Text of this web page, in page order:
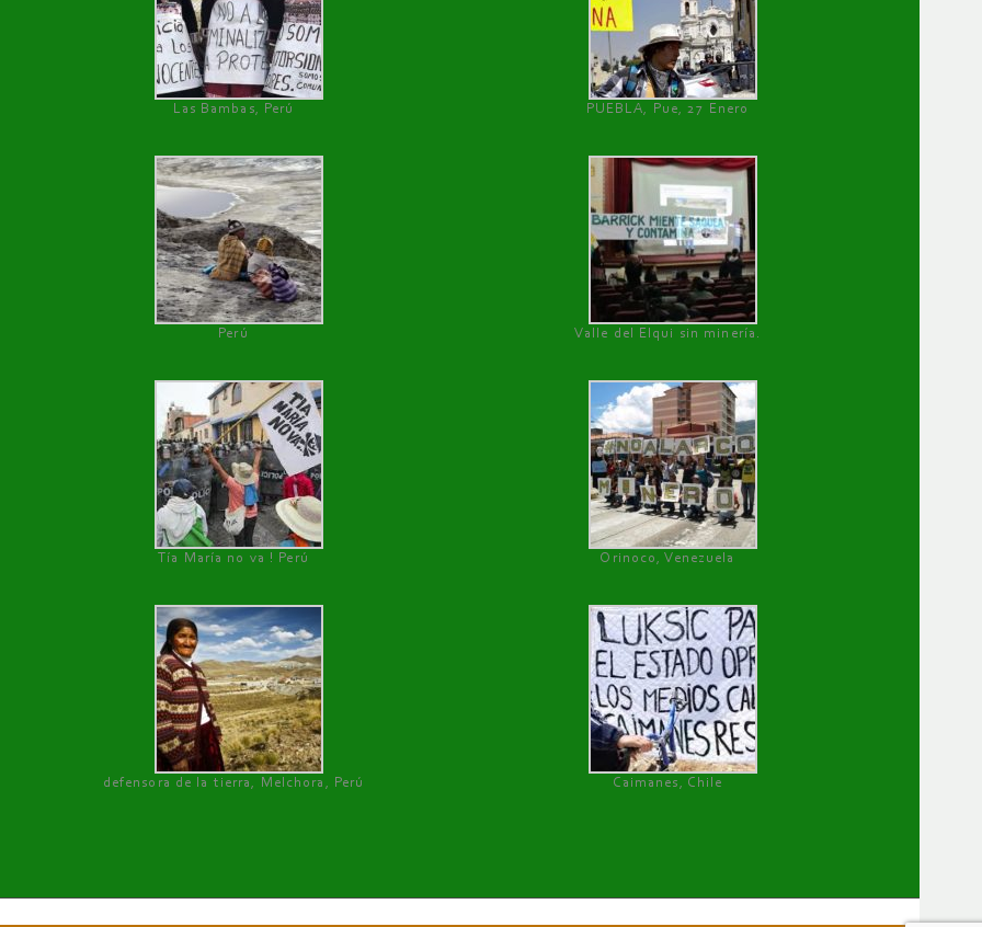
Las Bambas, Perú PUEBLA, Pue, 27 Enero
Perú Valle del Elqui sin minería.
Tía María no va ! Perú Orinoco, Venezuela
defensora de la tierra, Melchora, Perú Caimanes, Chile